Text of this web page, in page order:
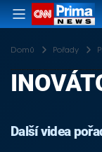
Domů Pořady
Další videa